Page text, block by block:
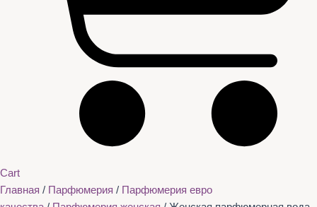
Cart
Главная / Парфюмерия / Парфюмерия евро